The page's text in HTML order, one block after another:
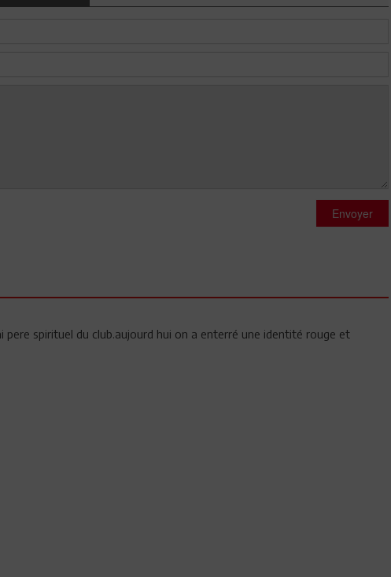
Envoyer
pere spirituel du club.aujourd hui on a enterré une identité rouge et